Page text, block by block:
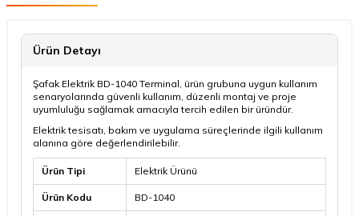
Ürün Detayı
Şafak Elektrik BD-1040 Terminal, ürün grubuna uygun kullanım
senaryolarında güvenli kullanım, düzenli montaj ve proje
uyumluluğu sağlamak amacıyla tercih edilen bir üründür.
Elektrik tesisatı, bakım ve uygulama süreçlerinde ilgili kullanım
alanına göre değerlendirilebilir.
Ürün Tipi Elektrik Ürünü
Ürün Kodu BD-1040